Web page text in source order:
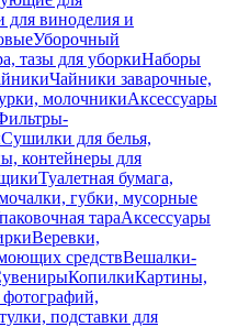
для виноделия и
Уборочный
тазы для уборкиНаборы
Чайники заварочные,
молочникиАксессуары
Сушилки для белья,
контейнеры для
Туалетная бумага,
губки, мусорные
тараАксессуары
Веревки,
средствВешалки-
КопилкиКартины,
подставки для